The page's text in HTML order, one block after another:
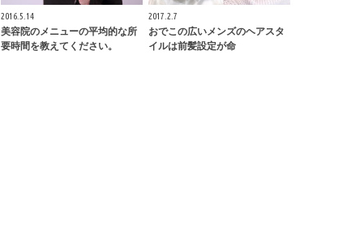
2016.5.14
美容院のメニューの平均的な所
要時間を教えてください。
2017.2.7
おでこの広いメンズのヘアスタ
イルは前髪設定が命